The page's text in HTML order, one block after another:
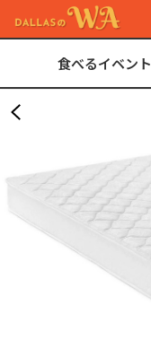
食べるイベント